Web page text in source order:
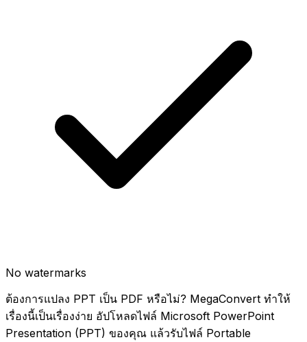
No watermarks
ต้องการแปลง PPT เป็น PDF หรือไม่? MegaConvert ทำให้
เรื่องนี้เป็นเรื่องง่าย อัปโหลดไฟล์ Microsoft PowerPoint
Presentation (PPT) ของคุณ แล้วรับไฟล์ Portable